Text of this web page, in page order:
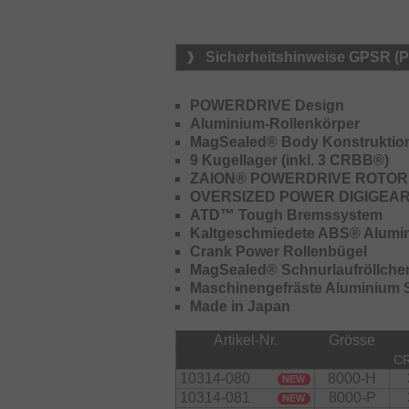
extremer Belastung bleibt der
unmittelbare Kontrolle im Drill
Certate SW zudem ein gefrästes,
Digigear-Getriebe integriert, das
Getriebekonstruktionen.
Für dauerhafte Zuverlässigkeit
bewährte Magsealed-Technologie
Schmutzpartikeln. Ergänzt wird
ATD-Bremssystem, das eine
für maximale Kontrolle und
Ausstattungshinweis:
Die Größen 8000-H, 10000-H,
werden mit Egg-Shape
runden EVA Kurbelknauf.
Sicherheitshinweise GPSR
POWERDRIVE Design
Aluminium-Rollenkörper
MagSealed® Body
9 Kugellager (inkl. 3 CRBB®)
ZAION® POWERDRIVE ROTOR
OVERSIZED POWER
ATD™ Tough Bremssystem
Kaltgeschmiedete ABS®
Crank Power Rollenbügel
MagSealed®
Maschinengefräste Aluminium
Made in Japan
Artikel-Nr. Grösse
10314-080 NEW 8000-H
10314-081
NEW 8000-P